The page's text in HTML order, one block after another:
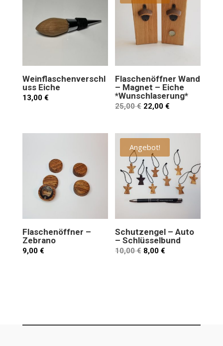
Weinflaschenverschl
uss Eiche
13,00 €
Flaschenöffner Wand
– Magnet – Eiche
*Wunschlaserung*
25,00€ 22,00€
Flaschenöffner –
Zebrano
9,00 €
Angebot!
Schutzengel – Auto
– Schlüsselbund
10,00€ 8,00€